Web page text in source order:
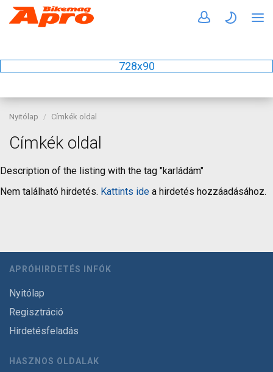
728x90
Nyitólap Címkék oldal
Címkék oldal
Description of the listing with the tag "karládám"
Nem található hirdetés. Kattints ide a hirdetés hozzáadásához.
APRÓHIRDETÉS INFÓK
Nyitólap
Regisztráció
Hirdetésfeladás
HASZNOS OLDALAK